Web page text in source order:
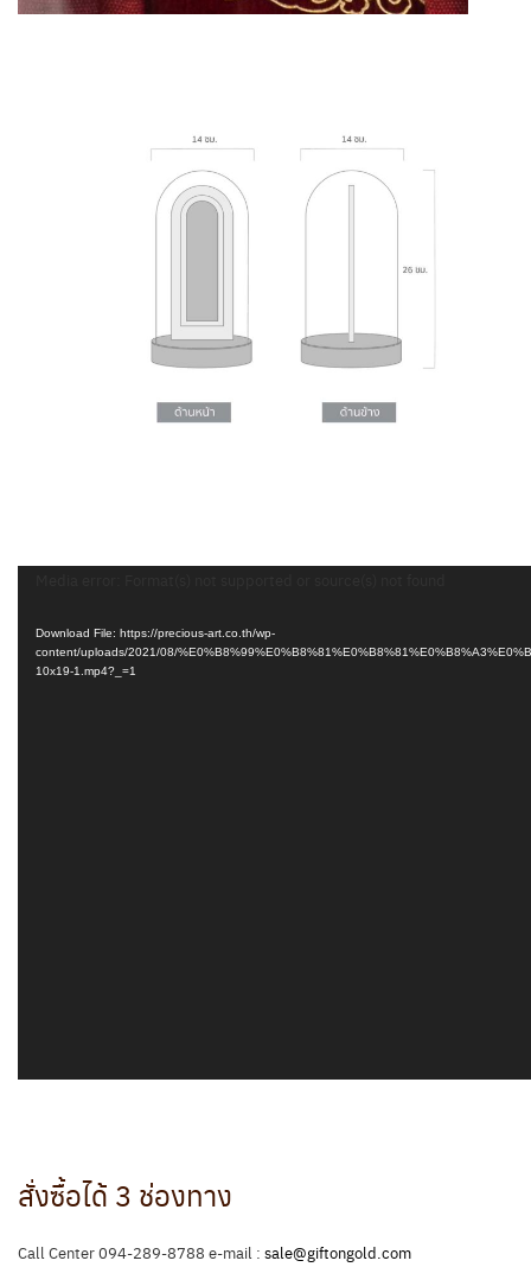
Download File: https://precious-art.co.th/wp-
content/uploads/2021/08/
10x19-1.mp4?_=1
สั่งซื้อได้ 3 ช่องทาง
Call Center 094-289-8788 e-mail : sale@giftongold.com